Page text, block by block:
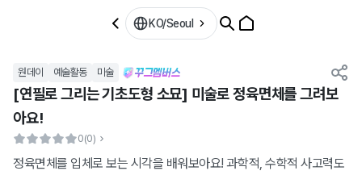
KO/Seoul
원데이 예술활동 미술
[연필로 그리는 기초도형 소묘] 미술로 정육면체를 그려보
아요!
0(0)
정육면체를 입체로 보는 시각을 배워보아요! 과학적, 수학적 사고력도